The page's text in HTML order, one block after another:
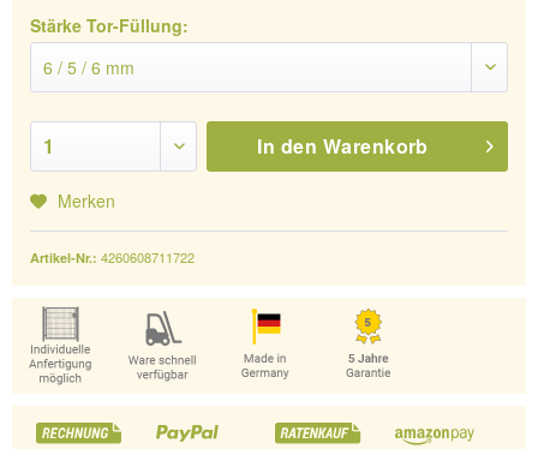
Stärke Tor-Füllung:
In den Warenkorb
Merken
Artikel-Nr.: 4260608711722